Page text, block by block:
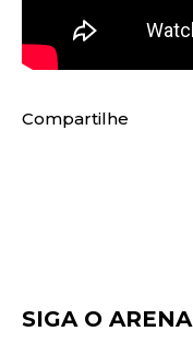
Compartilhe
SIGA O ARENA